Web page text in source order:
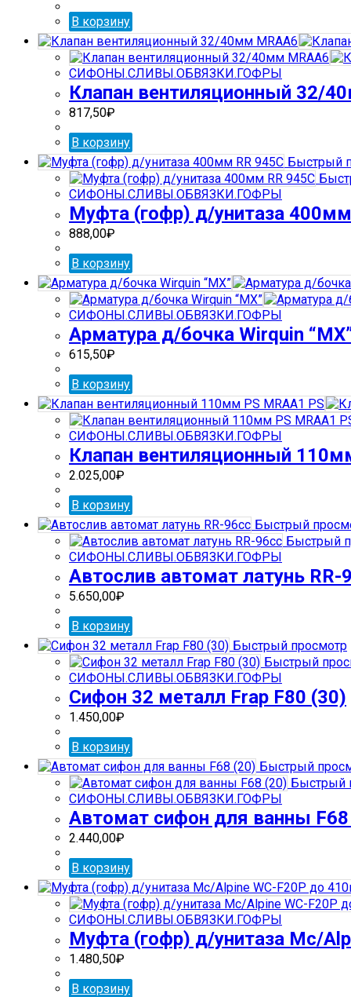
В корзину
СИФОНЫ.СЛИВЫ.ОБВЯЗКИ.ГОФРЫ
Клапан вентиляционный 32/
817,50₽
В корзину
Быстрый
СИФОНЫ.СЛИВЫ.ОБВЯЗКИ.ГОФРЫ
Муфта (гофр) д/унитаза
888,00₽
В корзину
СИФОНЫ.СЛИВЫ.ОБВЯЗКИ.ГОФРЫ
Арматура д/бочка Wirquin
615,50₽
В корзину
СИФОНЫ.СЛИВЫ.ОБВЯЗКИ.ГОФРЫ
Клапан вентиляционный
2.025,00₽
В корзину
Быстрый
Быстрый
СИФОНЫ.СЛИВЫ.ОБВЯЗКИ.ГОФРЫ
Автослив автомат латунь RR-
5.650,00₽
В корзину
Быстрый просмотр
Быстрый
СИФОНЫ.СЛИВЫ.ОБВЯЗКИ.ГОФРЫ
Сифон 32 металл Frap F80 (30)
1.450,00₽
В корзину
Быстрый
Быстрый
СИФОНЫ.СЛИВЫ.ОБВЯЗКИ.ГОФРЫ
Автомат сифон для ванны
2.440,00₽
В корзину
СИФОНЫ.СЛИВЫ.ОБВЯЗКИ.ГОФРЫ
Муфта (гофр) д/унитаза Mc/
1.480,50₽
В корзину